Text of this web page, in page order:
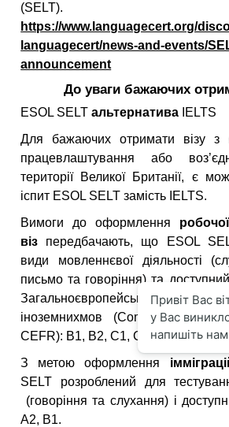
(SELT).
https://www.languagecert.org/
languagecert/news-and-events/
announcement
До уваги бажаючих
ESOL SELTальтернатива IELTS
Для бажаючих отримати візу з
працевлаштування або
території Великої Британії, є
іспит ESOL SELT замість IELTS.
Вимоги до оформлення
віз передбачають, що ESOL
види мовленнєвої діяльності
письмо та говоріння) та
Загальноєвропейської системи
iноземнихмов (Common
CEFR): B1, B2, C1, C2.
З метою оформлення
SELT розроблений для
(говоріння та слухання) і
A2, B1.